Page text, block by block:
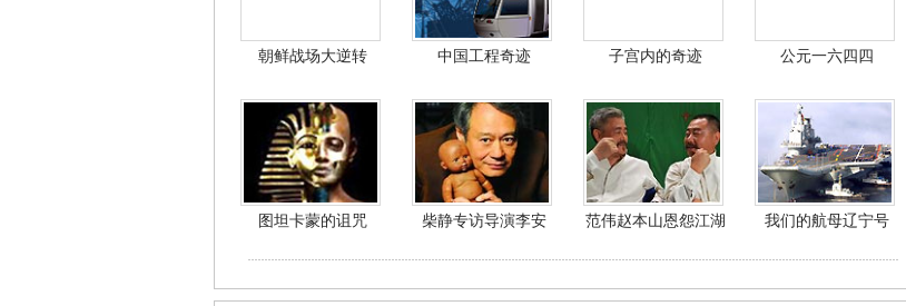
朝鲜战场大逆转 中国工程奇迹 子宫内的奇迹 公元一六四四
图坦卡蒙的诅咒 柴静专访导演李安 范伟赵本山恩怨江湖 我们的航母辽宁号